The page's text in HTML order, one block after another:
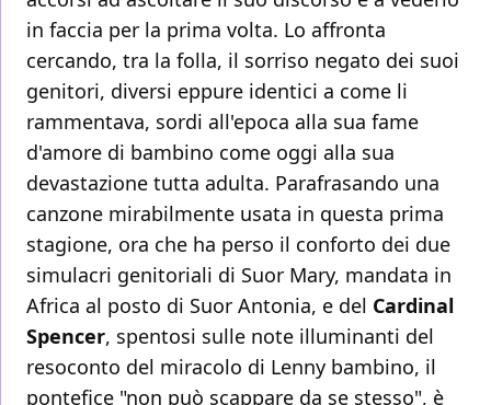
in faccia per la prima volta. Lo affronta
cercando, tra la folla, il sorriso negato dei suoi
genitori, diversi eppure identici a come li
rammentava, sordi all'epoca alla sua fame
d'amore di bambino come oggi alla sua
devastazione tutta adulta. Parafrasando una
canzone mirabilmente usata in questa prima
stagione, ora che ha perso il conforto dei due
simulacri genitoriali di Suor Mary, mandata in
Africa al posto di Suor Antonia, e del Cardinal
Spencer, spentosi sulle note illuminanti del
resoconto del miracolo di Lenny bambino, il
pontefice "non può scappare da se stesso", è